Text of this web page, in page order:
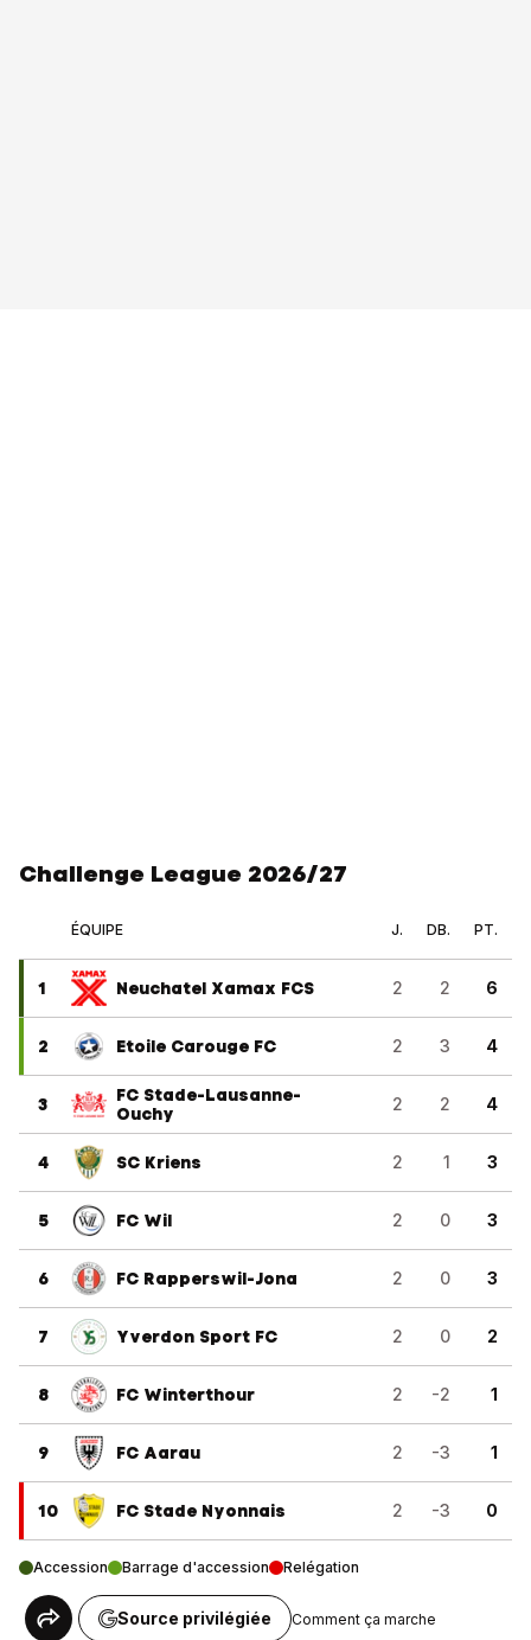
Challenge League 2026/27
ÉQUIPE J. DB. PT.
1 Neuchatel Xamax FCS 2 2 6
2 Etoile Carouge FC 2 3 4
3
FC Stade-Lausanne-
Ouchy
2 2 4
4 SC Kriens 2 1 3
5 FC Wil 2 0 3
6 FC Rapperswil-Jona 2 0 3
7 Yverdon Sport FC 2 0 2
8 FC Winterthour 2 -2 1
9 FC Aarau 2 -3 1
10 FC Stade Nyonnais 2 -3 0
Accession Barrage d'accession Relégation
Source privilégiée Comment ça marche